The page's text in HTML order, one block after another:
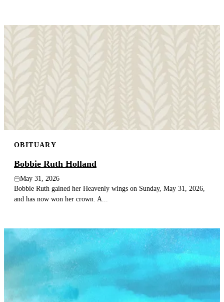
OBITUARY
Bobbie Ruth Holland
May 31, 2026
Bobbie Ruth gained her Heavenly wings on Sunday, May 31, 2026,
and has now won her crown. A...